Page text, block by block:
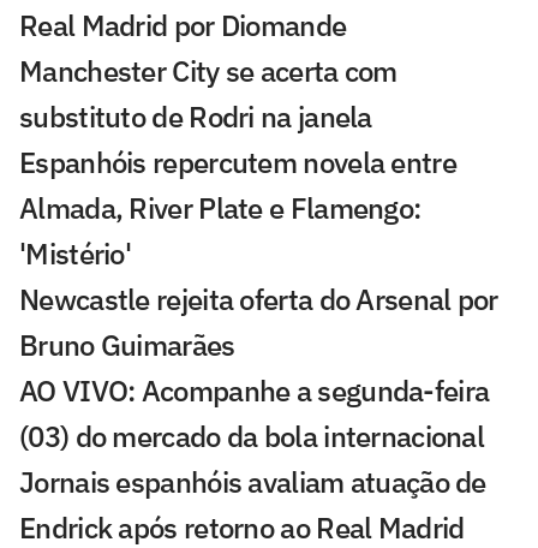
Real Madrid por Diomande
Manchester City se acerta com
substituto de Rodri na janela
Espanhóis repercutem novela entre
Almada, River Plate e Flamengo:
'Mistério'
Newcastle rejeita oferta do Arsenal por
Bruno Guimarães
AO VIVO: Acompanhe a segunda-feira
(03) do mercado da bola internacional
Jornais espanhóis avaliam atuação de
Endrick após retorno ao Real Madrid